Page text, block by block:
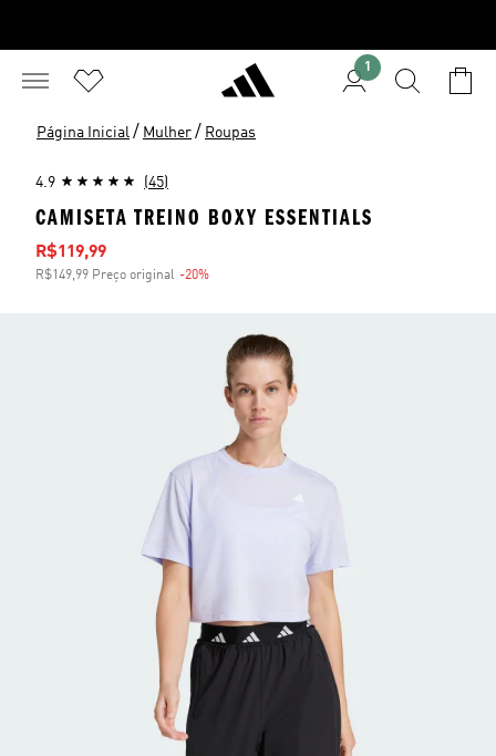
1
Página Inicial / Mulher / Roupas
4.9 (45)
CAMISETA TREINO BOXY ESSENTIALS
Preço com desconto
R$119,99
R$149,99 Preço original -20%